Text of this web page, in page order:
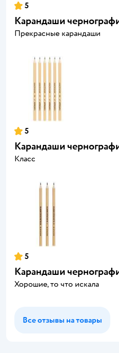
5
Карандаши
Прекрасные карандаши
5
Карандаши
Класс
5
Карандаши
Хорошие, то что искала
Все отзывы на товары